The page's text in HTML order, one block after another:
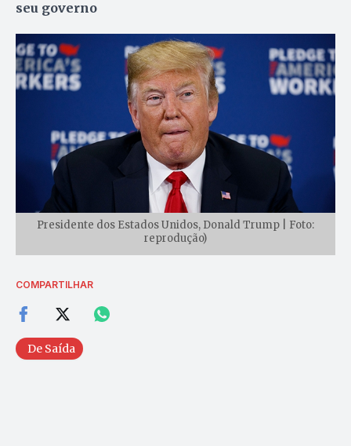
seu governo
Presidente dos Estados Unidos, Donald Trump | Foto:
reprodução)
COMPARTILHAR
De Saída